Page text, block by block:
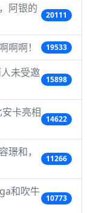
阿银的
20111
啊啊！ 19533
未受邀
15898
卡亮相
14622
璟和，
11266
和吹牛
10773